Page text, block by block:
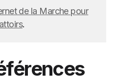
de la Marche pour
.